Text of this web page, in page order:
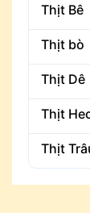
Thịt Bê
Thịt bò
Thịt Dê
Thịt
Thịt